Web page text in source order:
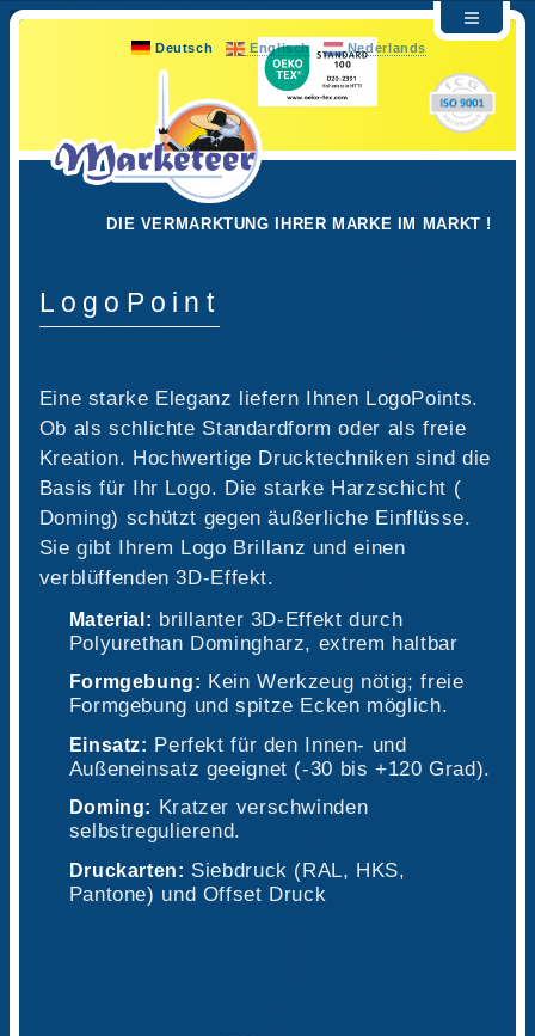
Deutsch Englisch Nederlands
DIE VERMARKTUNG IHRER MARKE IM MARKT !
LogoPoint
Eine starke Eleganz liefern Ihnen LogoPoints.
Ob als schlichte Standardform oder als freie
Kreation. Hochwertige Drucktechniken sind die
Basis für Ihr Logo. Die starke Harzschicht (
Doming) schützt gegen äußerliche Einflüsse.
Sie gibt Ihrem Logo Brillanz und einen
verblüffenden 3D-Effekt.
Material: brillanter 3D-Effekt durch
Polyurethan Domingharz, extrem haltbar
Formgebung: Kein Werkzeug nötig; freie
Formgebung und spitze Ecken möglich.
Einsatz: Perfekt für den Innen- und
Außeneinsatz geeignet (-30 bis +120 Grad).
Doming:
Kratzer verschwinden
selbstregulierend.
Druckarten: Siebdruck (RAL, HKS,
Pantone) und Offset Druck